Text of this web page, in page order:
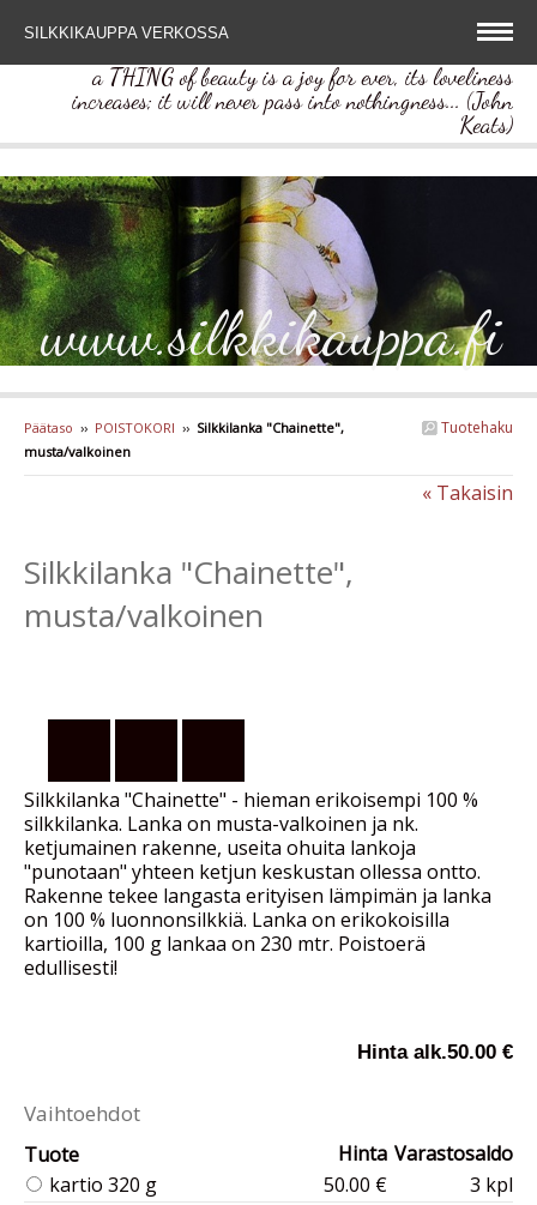
SILKKIKAUPPA VERKOSSA
a THING of beauty is a joy for ever, its loveliness
increases; it will never pass into nothingness... (John
Keats)
www.silkkikauppa.fi
Tuotehaku
Päätaso ›› POISTOKORI ›› Silkkilanka "Chainette",
musta/valkoinen
« Takaisin
Silkkilanka "Chainette",
musta/valkoinen
Silkkilanka "Chainette" - hieman erikoisempi 100 %
silkkilanka. Lanka on musta-valkoinen ja nk.
ketjumainen rakenne, useita ohuita lankoja
"punotaan" yhteen ketjun keskustan ollessa ontto.
Rakenne tekee langasta erityisen lämpimän ja lanka
on 100 % luonnonsilkkiä. Lanka on erikokoisilla
kartioilla, 100 g lankaa on 230 mtr. Poistoerä
edullisesti!
Hinta alk.50.00 €
Vaihtoehdot
Tuote Hinta Varastosaldo
kartio 320 g
50.00 €
3 kpl